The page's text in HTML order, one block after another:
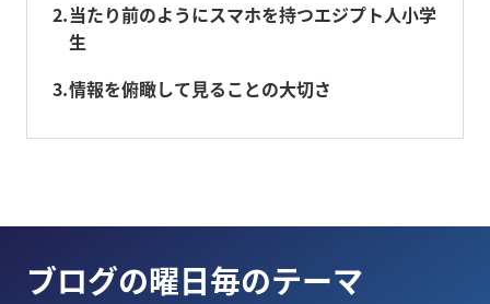
2 当たり前のようにスマホを持つエジプト人小学
生
3 情報を俯瞰して見ることの大切さ
ブログの曜日毎のテーマ